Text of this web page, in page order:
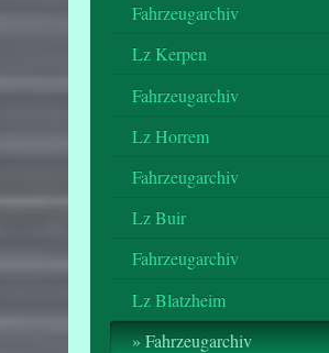
Fahrzeugarchiv
Lz Kerpen
Fahrzeugarchiv
Lz Horrem
Fahrzeugarchiv
Lz Buir
Fahrzeugarchiv
Lz Blatzheim
Fahrzeugarchiv